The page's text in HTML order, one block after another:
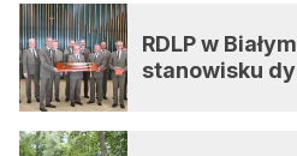
RDLP w
stanowisku